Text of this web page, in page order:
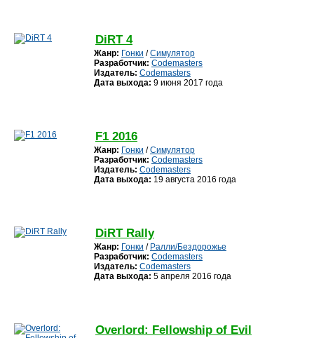
DiRT 4
Жанр: Гонки /Симулятор
Разработчик: Codemasters
Издатель: Codemasters
Дата выхода: 9 июня 2017 года
F1 2016
Жанр: Гонки /Симулятор
Разработчик: Codemasters
Издатель: Codemasters
Дата выхода: 19 августа 2016 года
DiRT Rally
Жанр: Гонки / Ралли/Бездорожье
Разработчик: Codemasters
Издатель: Codemasters
Дата выхода: 5 апреля 2016 года
Overlord: Fellowship of Evil